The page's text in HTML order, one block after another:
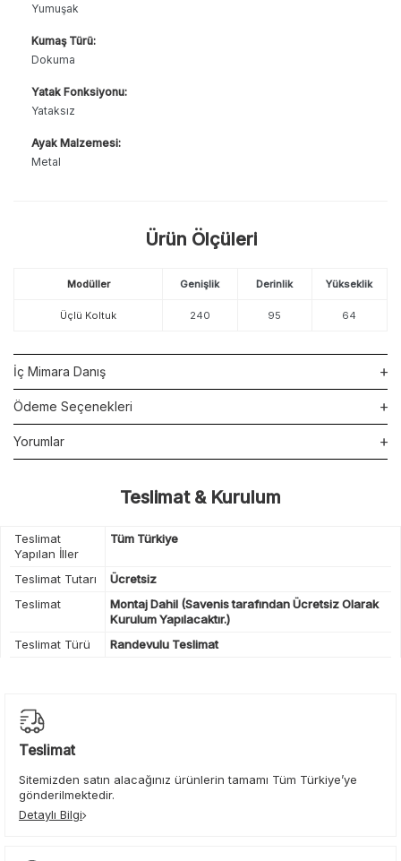
Yumuşak
Kumaş Türü:
Dokuma
Yatak Fonksiyonu:
Yataksız
Ayak Malzemesi:
Metal
Ürün Ölçüleri
Modüller Genişlik Derinlik Yükseklik
Üçlü Koltuk 240 95 64
İç Mimara Danış
Ödeme Seçenekleri
Yorumlar
Teslimat & Kurulum
Teslimat
Yapılan İller
Tüm Türkiye
Teslimat Tutarı
Ücretsiz
Teslimat
Montaj Dahil (Savenis tarafından Ücretsiz Olarak
Kurulum Yapılacaktır.)
Teslimat Türü
Randevulu Teslimat
Teslimat
Sitemizden satın alacağınız ürünlerin tamamı Tüm Türkiye’ye
gönderilmektedir.
Detaylı Bilgi